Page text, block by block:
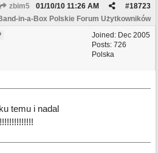
zbim5 #18723
01/10/10 11:26 AM
in-a-Box Polskie Forum Użytkowników
Joined: Dec 2005
Posts: 726
Polska
temu i nadal